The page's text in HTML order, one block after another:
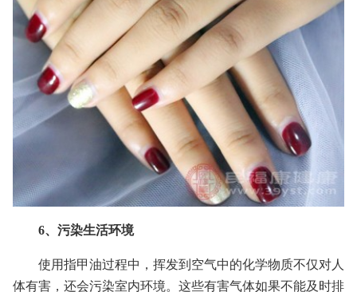
6、污染生活环境
使用指甲油过程中，挥发到空气中的化学物质不仅对人
体有害，还会污染室内环境。这些有害气体如果不能及时排